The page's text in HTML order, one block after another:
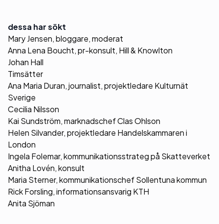
dessa har sökt
Mary Jensen, bloggare, moderat
Anna Lena Boucht, pr-konsult, Hill & Knowlton
Johan Hall
Timsätter
Ana Maria Duran, journalist, projektledare Kulturnät
Sverige
Cecilia Nilsson
Kai Sundström, marknadschef Clas Ohlson
Helen Silvander, projektledare Handelskammaren i
London
Ingela Folemar, kommunikationsstrateg på Skatteverket
Anitha Lovén, konsult
Maria Sterner, kommunikationschef Sollentuna kommun
Rick Forsling, informationsansvarig KTH
Anita Sjöman